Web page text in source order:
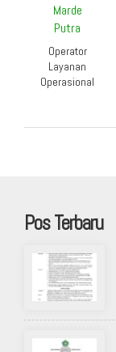
Marde
Putra
Operator
Layanan
Operasional
Pos Terbaru